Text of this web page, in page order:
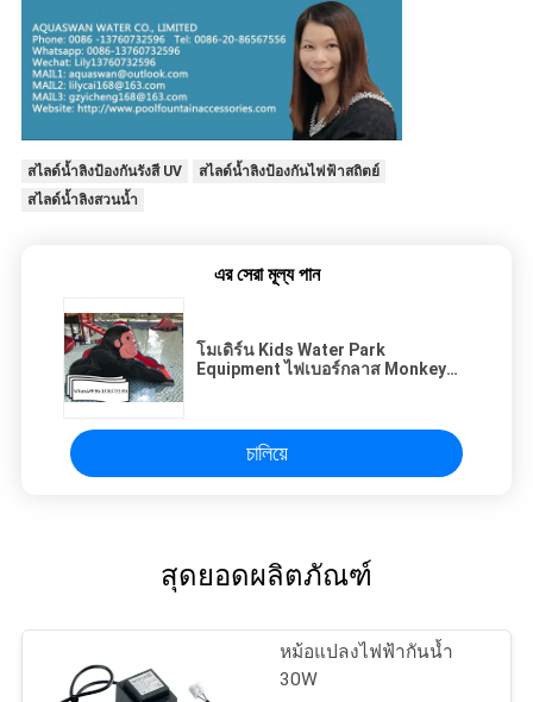
สไลด์น้ำลิงป้องกันรังสี UV
สไลด์น้ำลิงป้องกันไฟฟ้าสถิตย์
สไลด์น้ำลิงสวนน้ำ
এর সেরা মূল্য পান
โมเดิร์น Kids Water Park
Equipment ไฟเบอร์กลาส Monkey
চালিয়ে
สุดยอดผลิตภัณฑ์
หม้อแปลงไฟฟ้ากันน้ำ
30W